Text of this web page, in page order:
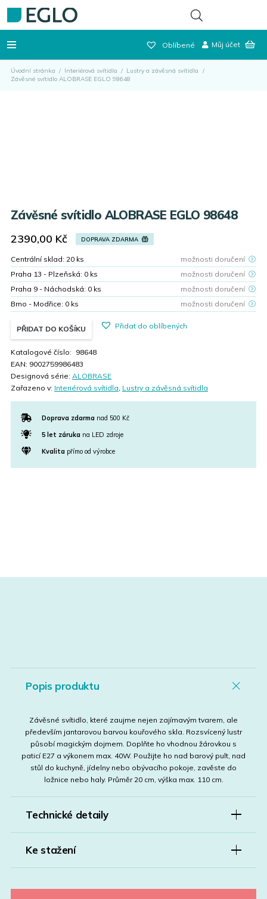
Oblíbené Můj účet
Úvodní stránka / Interiérová svítidla / Lustry a závěsná svítidla
/
Závěsné svítidlo ALOBRASE EGLO 98648
Závěsné svítidlo ALOBRASE EGLO 98648
2390,00 Kč DOPRAVA ZDARMA
Centrální sklad: 20 ks
možnosti doručení
Praha 13 - Plzeňská: 0 ks
možnosti doručení
Praha 9 - Náchodská: 0 ks
možnosti doručení
Brno - Modřice: 0 ks možnosti doručení
PŘIDAT DO KOŠÍKU Přidat do oblíbených
Katalogové číslo: 98648
EAN: 9002759986483
Designová série: ALOBRASE
Zařazeno v: Interiérová svítidla Lustry a závěsná svítidla
Doprava zdarma nad 500 Kč
5 let zárukana LED zdroje
Kvalitapřímo od výrobce
Popis produktu
Závěsné svítidlo, které zaujme nejen zajímavým tvarem, ale
především jantarovou barvou kouřového skla. Rozsvícený lustr
působí magickým dojmem. Doplňte ho vhodnou žárovkou s
paticí E27 a výkonem max. 40W. Použijte ho nad barový pult, nad
stůl do kuchyně, jídelny nebo obývacího pokoje, zavěste do
ložnice nebo haly. Průměr 20 cm, výška max. 110 cm.
Technické detaily
Ke stažení